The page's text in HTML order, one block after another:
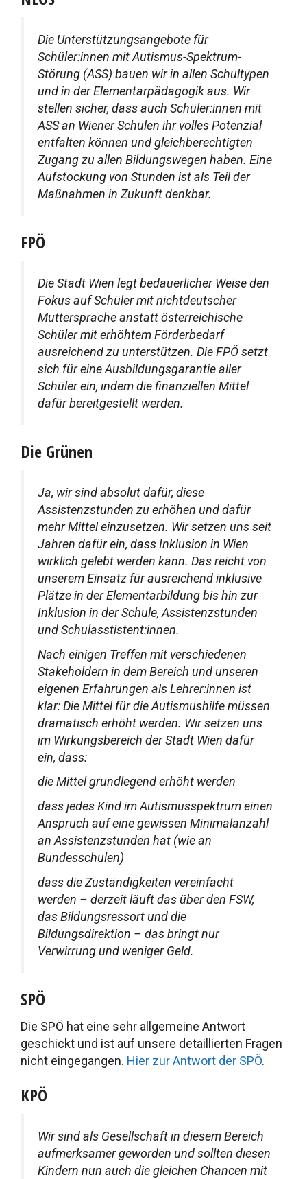
Die Unterstützungsangebote für
Schüler:innen mit Autismus-Spektrum-
Störung (ASS) bauen wir in allen Schultypen
und in der Elementarpädagogik aus. Wir
stellen sicher, dass auch Schüler:innen mit
ASS an Wiener Schulen ihr volles Potenzial
entfalten können und gleichberechtigten
Zugang zu allen Bildungswegen haben. Eine
Aufstockung von Stunden ist als Teil der
Maßnahmen in Zukunft denkbar.
FPÖ
Die Stadt Wien legt bedauerlicher Weise den
Fokus auf Schüler mit nichtdeutscher
Muttersprache anstatt österreichische
Schüler mit erhöhtem Förderbedarf
ausreichend zu unterstützen. Die FPÖ setzt
sich für eine Ausbildungsgarantie aller
Schüler ein, indem die finanziellen Mittel
dafür bereitgestellt werden.
Die Grünen
Ja, wir sind absolut dafür, diese
Assistenzstunden zu erhöhen und dafür
mehr Mittel einzusetzen. Wir setzen uns seit
Jahren dafür ein, dass Inklusion in Wien
wirklich gelebt werden kann. Das reicht von
unserem Einsatz für ausreichend inklusive
Plätze in der Elementarbildung bis hin zur
Inklusion in der Schule, Assistenzstunden
und Schulasstistent:innen.
Nach einigen Treffen mit verschiedenen
Stakeholdern in dem Bereich und unseren
eigenen Erfahrungen als Lehrer:innen ist
klar: Die Mittel für die Autismushilfe müssen
dramatisch erhöht werden. Wir setzen uns
im Wirkungsbereich der Stadt Wien dafür
ein, dass:
die Mittel grundlegend erhöht werden
dass jedes Kind im Autismusspektrum einen
Anspruch auf eine gewissen Minimalanzahl
an Assistenzstunden hat (wie an
Bundesschulen)
dass die Zuständigkeiten vereinfacht
werden – derzeit läuft das über den FSW,
das Bildungsressort und die
Bildungsdirektion – das bringt nur
Verwirrung und weniger Geld.
SPÖ
Die SPÖ hat eine sehr allgemeine Antwort
geschickt und ist auf unsere detaillierten Fragen
nicht eingegangen. Hier zur Antwort der SPÖ.
KPÖ
Wir sind als Gesellschaft in diesem Bereich
aufmerksamer geworden und sollten diesen
Kindern nun auch die gleichen Chancen mit